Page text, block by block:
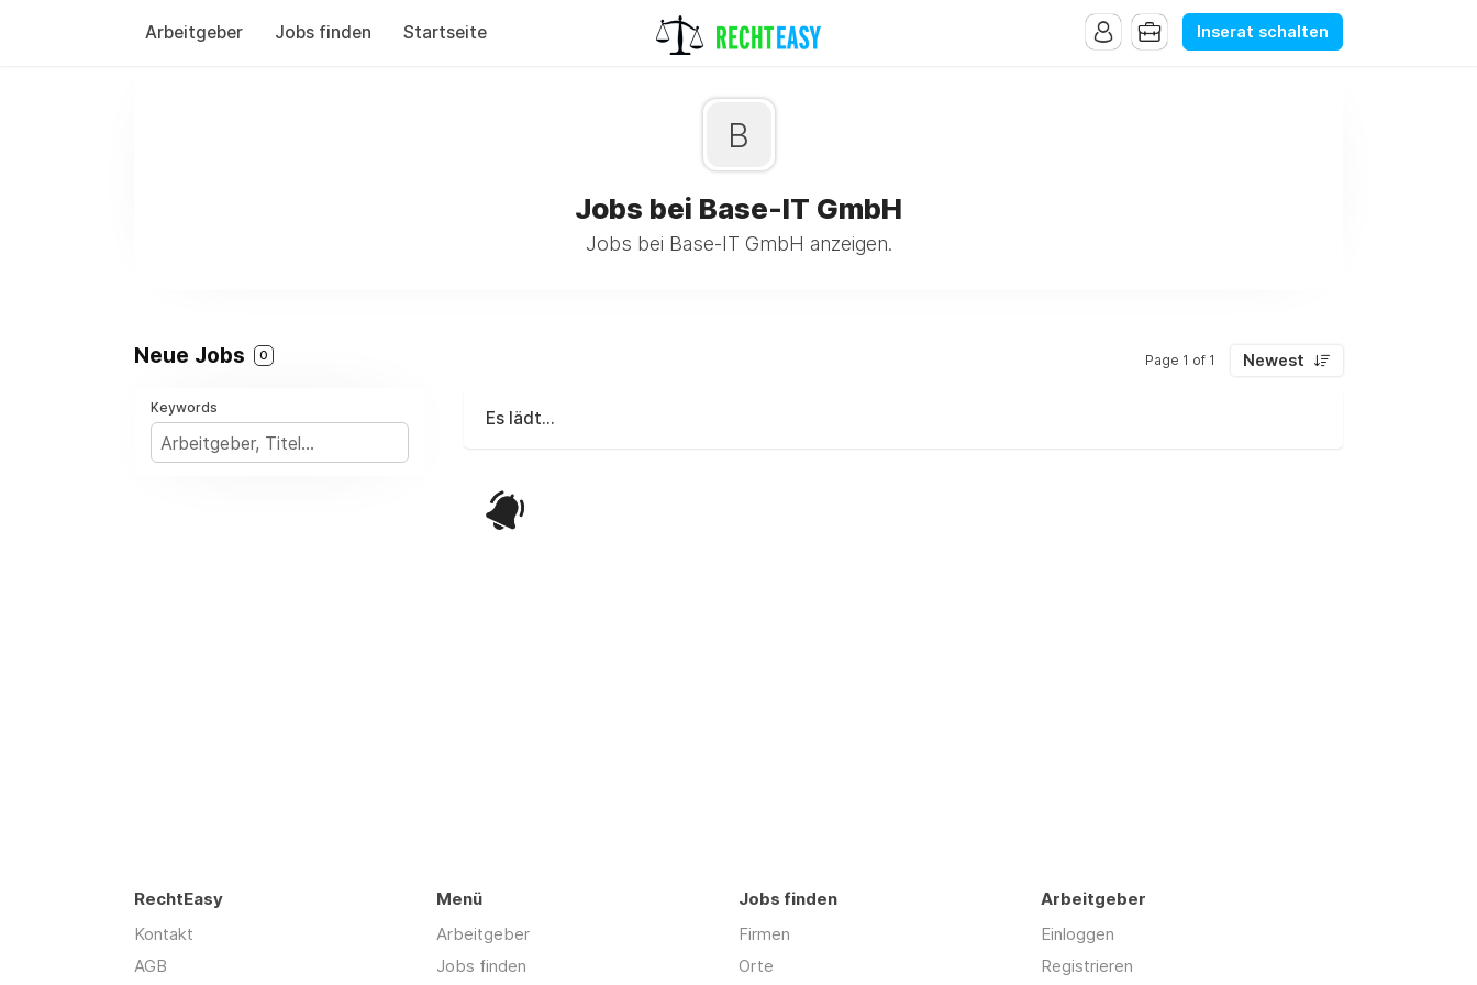
Arbeitgeber Jobs finden Startseite Inserat schalten
B
Jobs bei Base-IT GmbH
Jobs bei Base-IT GmbH anzeigen.
Neue Jobs 0 Page 1 of 1 Newest
Keywords
Es lädt...
RechtEasy
Kontakt
AGB
Menü
Arbeitgeber
Jobs finden
Jobs finden
Firmen
Orte
Arbeitgeber
Einloggen
Registrieren